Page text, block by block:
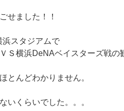
せました！！
浜スタジアムで
Ｓ横浜DeNAベイスターズ戦の
とんどわかりません。
いくらいでした。。。